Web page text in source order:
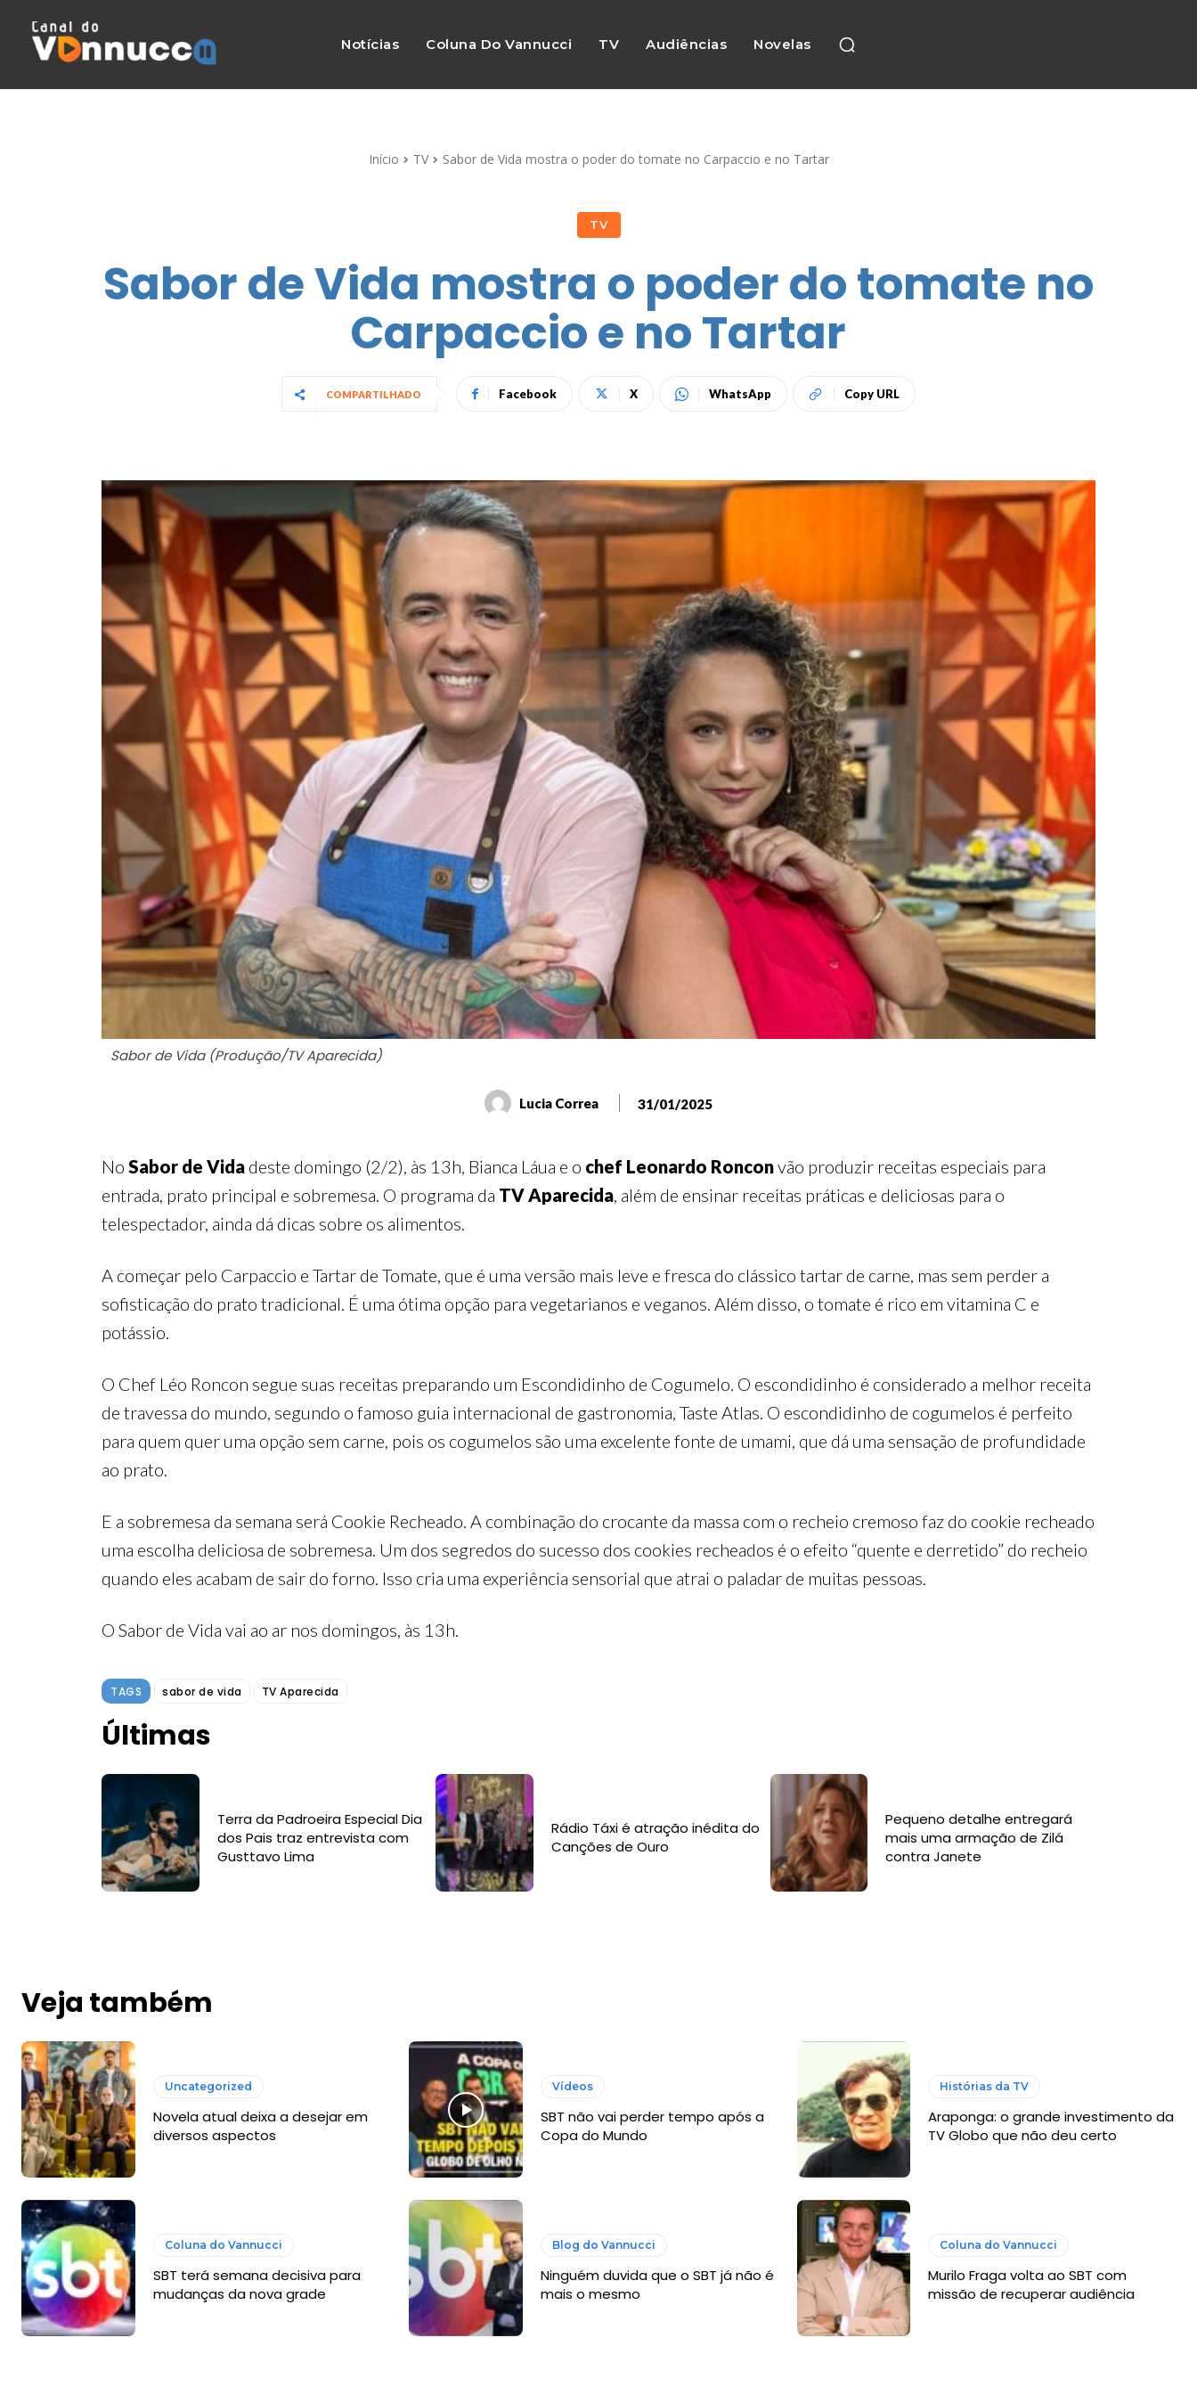
Notícias Coluna Do Vannucci TV Audiências Novelas
Início TV Sabor de Vida mostra o poder do tomate no Carpaccio e no Tartar
TV
Sabor de Vida mostra o poder do tomate no
Carpaccio e no Tartar
COMPARTILHADO Facebook X WhatsApp Copy URL
Sabor de Vida (Produção/TV Aparecida)
Lucia Correa 31/01/2025
No Sabor de Vida deste domingo (2/2), às 13h, Bianca Láua e o chef Leonardo Ronconvão produzir receitas especiais para
entrada, prato principal e sobremesa. O programa da TV Aparecida, além de ensinar receitas práticas e deliciosas para o
telespectador, ainda dá dicas sobre os alimentos.
A começar pelo Carpaccio e Tartar de Tomate, que é uma versão mais leve e fresca do clássico tartar de carne, mas sem perder a
sofisticação do prato tradicional. É uma ótima opção para vegetarianos e veganos. Além disso, o tomate é rico em vitamina C e
potássio.
O Chef Léo Roncon segue suas receitas preparando um Escondidinho de Cogumelo. O escondidinho é considerado a melhor receita
de travessa do mundo, segundo o famoso guia internacional de gastronomia, Taste Atlas. O escondidinho de cogumelos é perfeito
para quem quer uma opção sem carne, pois os cogumelos são uma excelente fonte de umami, que dá uma sensação de profundidade
ao prato.
E a sobremesa da semana será Cookie Recheado. A combinação do crocante da massa com o recheio cremoso faz do cookie recheado
uma escolha deliciosa de sobremesa. Um dos segredos do sucesso dos cookies recheados é o efeito “quente e derretido” do recheio
quando eles acabam de sair do forno. Isso cria uma experiência sensorial que atrai o paladar de muitas pessoas.
O Sabor de Vida vai ao ar nos domingos, às 13h.
TAGS sabor de vida TV Aparecida
Últimas
Terra da Padroeira Especial Dia
dos Pais traz entrevista com
Gusttavo Lima
Rádio Táxi é atração inédita do
Canções de Ouro
Pequeno detalhe entregará
mais uma armação de Zilá
contra Janete
Veja também
Uncategorized
Novela atual deixa a desejar em
diversos aspectos
Vídeos
SBT não vai perder tempo após a
Copa do Mundo
Histórias da TV
Araponga: o grande investimento da
TV Globo que não deu certo
Coluna do Vannucci
SBT terá semana decisiva para
mudanças da nova grade
Blog do Vannucci
Ninguém duvida que o SBT já não é
mais o mesmo
Coluna do Vannucci
Murilo Fraga volta ao SBT com
missão de recuperar audiência